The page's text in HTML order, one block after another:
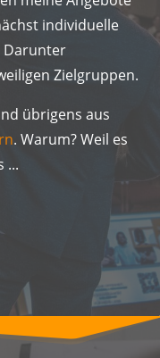
individuelle
Darunter
Zielgruppen.
übrigens aus
. Warum? Weil es
...